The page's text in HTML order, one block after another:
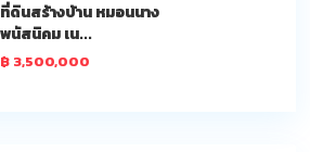
ที่ดินสร้างบ้าน หมอนนาง
พนัสนิคม เน...
฿ 3,500,000